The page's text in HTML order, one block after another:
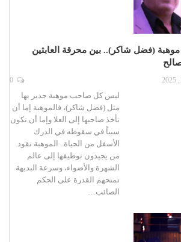
(فضل شاكر).. بين محرقة العابثين
ليس كل صاحب موهبة جدير بها
مثل (فضل شاكر)، فالموهبة إما أن
تأخذ صاحبها إلى العلا وإما أن تكون
سبباً في سقوطه في الدرك
الأسفل من الحياة.. الموهبة تقود
من يجيدون توظيفها إلى عالم
الشهرة والأضواء، وسرعة البديهة
تمنحهم القدرة على الحكم
الصائب…